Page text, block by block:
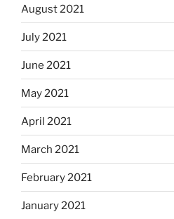
August 2021
July 2021
June 2021
May 2021
April 2021
March 2021
February 2021
January 2021